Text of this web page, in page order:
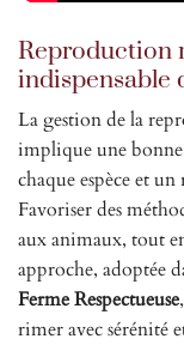
Reproduction
indispensable
La gestion de la
implique une bonne
chaque espèce et
Favoriser des
aux animaux, tout
approche, adoptée
Ferme Respectueuse
rimer avec sérénité